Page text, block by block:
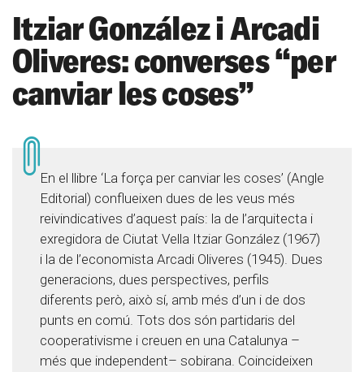
Itziar González i Arcadi
Oliveres: converses “per
canviar les coses”
En el llibre ‘La força per canviar les coses’ (Angle
Editorial) conflueixen dues de les veus més
reivindicatives d’aquest país: la de l’arquitecta i
exregidora de Ciutat Vella Itziar González (1967)
i la de l’economista Arcadi Oliveres (1945). Dues
generacions, dues perspectives, perfils
diferents però, això sí, amb més d’un i de dos
punts en comú. Tots dos són partidaris del
cooperativisme i creuen en una Catalunya –
més que independent– sobirana. Coincideixen